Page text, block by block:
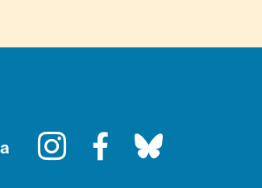
InstagramFacebook